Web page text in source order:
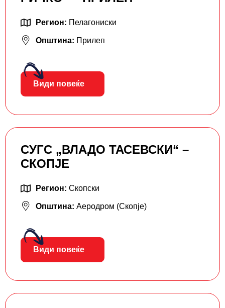
Регион: Пелагониски
Општина: Прилеп
Види повеќе
СУГС „ВЛАДО ТАСЕВСКИ“ –
СКОПЈЕ
Регион: Скопски
Општина: Аеродром (Скопје)
Види повеќе